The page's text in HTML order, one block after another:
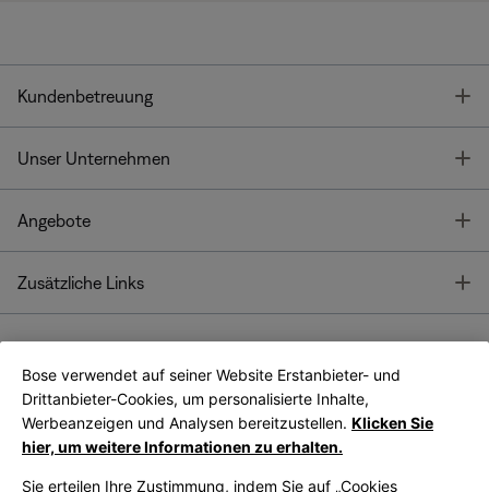
Kundenbetreuung
Unser Unternehmen
Angebote
Zusätzliche Links
Bose App
Bose Connect
App
Bose verwendet auf seiner Website Erstanbieter- und
Drittanbieter-Cookies, um personalisierte Inhalte,
Werbeanzeigen und Analysen bereitzustellen. Klicken Sie
hier, um weitere Informationen zu erhalten.
Sie erteilen Ihre Zustimmung, indem Sie auf „Cookies